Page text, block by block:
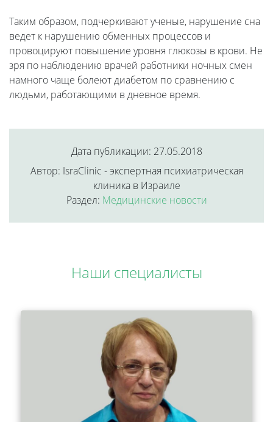
Таким образом, подчеркивают ученые, нарушение сна
ведет к нарушению обменных процессов и
провоцируют повышение уровня глюкозы в крови. Не
зря по наблюдению врачей работники ночных смен
намного чаще болеют диабетом по сравнению с
людьми, работающими в дневное время.
Дата публикации: 27.05.2018
Автор: IsraClinic - экспертная психиатрическая
клиника в Израиле
Раздел: Медицинские новости
Наши специалисты